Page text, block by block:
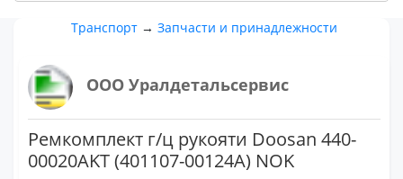
Транспорт →Запчасти и принадлежности
ООО Уралдетальсервис
Ремкомплект г/ц рукояти Doosan 440-
00020AKT (401107-00124A) NOK